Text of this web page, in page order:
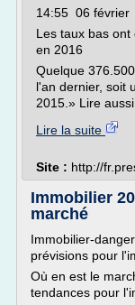
14:55 06 février
Les taux bas
en 2016
Quelque
l'an dernier, soit
2015.» Lire
Lire la suite
Site : http://
Immobilier
marché
Immobilier-
prévisions pour
Où en est le
tendances pour